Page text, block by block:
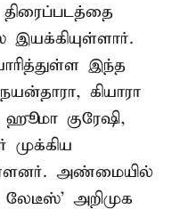
இந்த
கியாரா
குரேஷி,
முக்கிய
அண்மையில்
அறிமுக